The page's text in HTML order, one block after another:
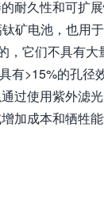
耐久性和可扩
矿电池，也用
，它们不具有
有>15%的孔径效
过使用紫外滤
加成本和牺牲能